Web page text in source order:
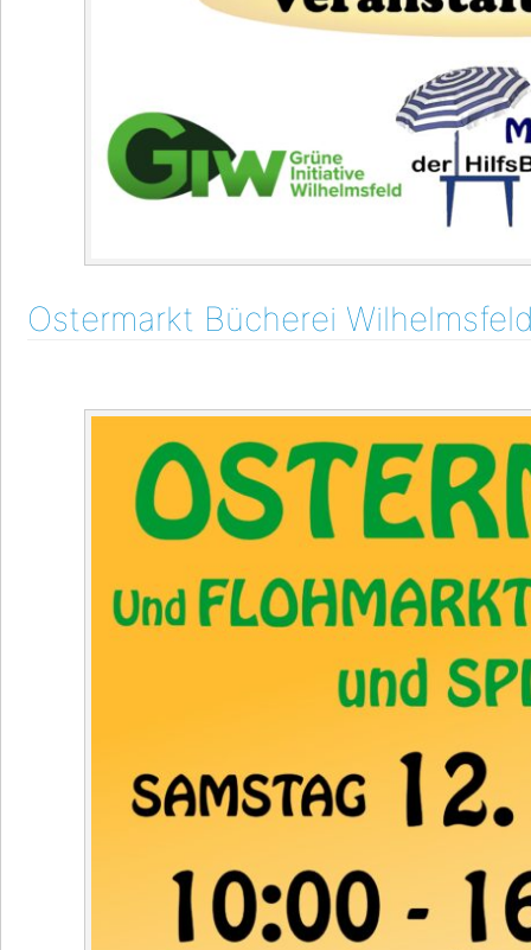
Ostermarkt Bücherei